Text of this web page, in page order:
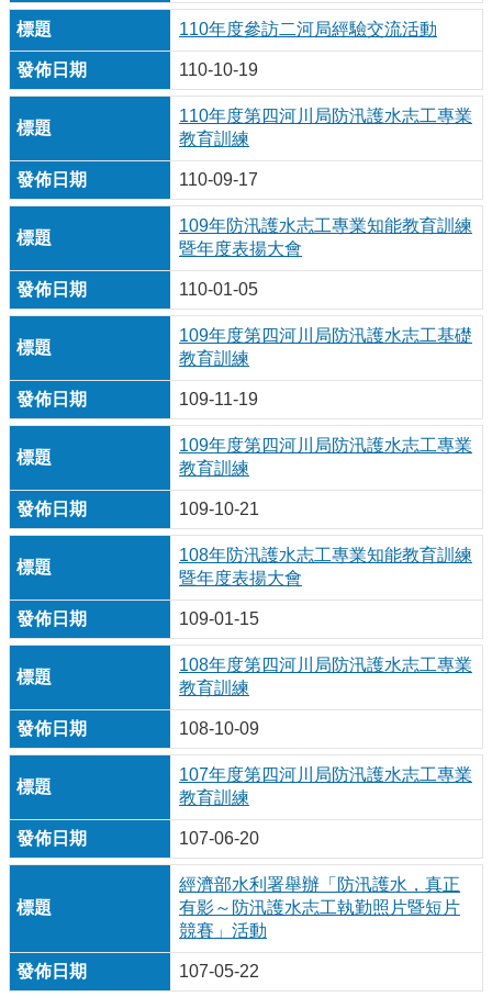
110年度參訪二河局經驗交流活動
110-10-19
110年度第四河川局防汛護水志工專業
教育訓練
110-09-17
109年防汛護水志工專業知能教育訓練
暨年度表揚大會
110-01-05
109年度第四河川局防汛護水志工基礎
教育訓練
109-11-19
109年度第四河川局防汛護水志工專業
教育訓練
109-10-21
108年防汛護水志工專業知能教育訓練
暨年度表揚大會
109-01-15
108年度第四河川局防汛護水志工專業
教育訓練
108-10-09
107年度第四河川局防汛護水志工專業
教育訓練
107-06-20
經濟部水利署舉辦「防汛護水，真正
有影～防汛護水志工執勤照片暨短片
競賽」活動
107-05-22